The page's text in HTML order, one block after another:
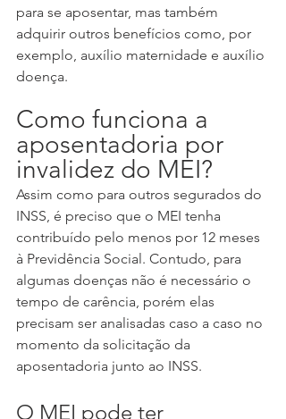
para se aposentar, mas também
adquirir outros benefícios como, por
exemplo, auxílio maternidade e auxílio
doença.
Como funciona a
aposentadoria por
invalidez do MEI?
Assim como para outros segurados do
INSS, é preciso que o MEI tenha
contribuído pelo menos por 12 meses
à Previdência Social. Contudo, para
algumas doenças não é necessário o
tempo de carência, porém elas
precisam ser analisadas caso a caso no
momento da solicitação da
aposentadoria junto ao INSS.
O MEI pode ter